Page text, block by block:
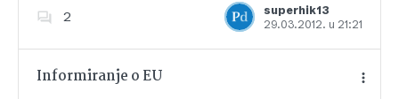
2
superhik13
29.03.2012. u 21:21
Informiranje o EU